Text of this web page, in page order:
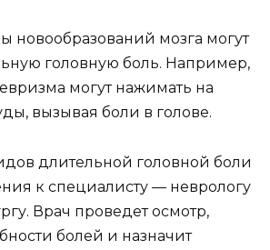
новообразований мозга могут
головную боль. Например,
могут нажимать на
вызывая боли в голове.
длительной головной боли
к специалисту — неврологу
Врач проведет осмотр,
болей и назначит